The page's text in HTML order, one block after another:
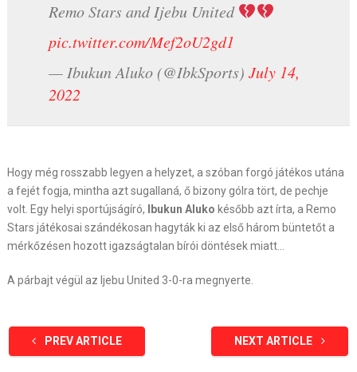
Remo Stars and Ijebu United
pic.twitter.com/Mef2oU2gd1
— Ibukun Aluko (@IbkSports) July 14,
2022
Hogy még rosszabb legyen a helyzet, a szóban forgó játékos utána
a fejét fogja, mintha azt sugallaná, ő bizony gólra tört, de pechje
volt. Egy helyi sportújságíró,
Ibukun Aluko később azt írta, a Remo
Stars játékosai szándékosan hagyták ki az első három büntetőt a
mérkőzésen hozott igazságtalan bírói döntések miatt…
A párbajt végül az Ijebu United 3-0-ra megnyerte.
PREV ARTICLE NEXT ARTICLE